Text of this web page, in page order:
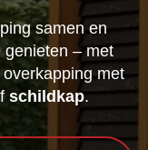
samen en
genieten – met
met
schildkap.